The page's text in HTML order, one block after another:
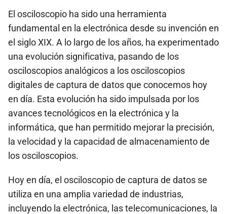
El osciloscopio ha sido una herramienta
fundamental en la electrónica desde su invención en
el siglo XIX. A lo largo de los años, ha experimentado
una evolución significativa, pasando de los
osciloscopios analógicos a los osciloscopios
digitales de captura de datos que conocemos hoy
en día. Esta evolución ha sido impulsada por los
avances tecnológicos en la electrónica y la
informática, que han permitido mejorar la precisión,
la velocidad y la capacidad de almacenamiento de
los osciloscopios.
Hoy en día, el osciloscopio de captura de datos se
utiliza en una amplia variedad de industrias,
incluyendo la electrónica, las telecomunicaciones, la